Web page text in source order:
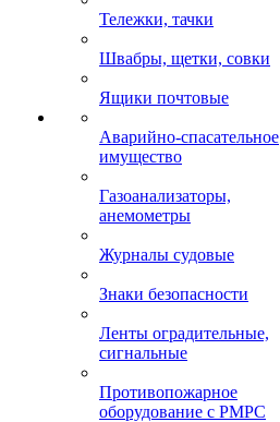
Тележки, тачки
Швабры, щетки, совки
Ящики почтовые
Аварийно-спасательное
имущество
Газоанализаторы,
анемометры
Журналы судовые
Знаки безопасности
Ленты оградительные,
сигнальные
Противопожарное
оборудование с РМРС